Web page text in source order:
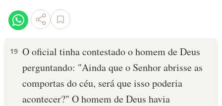
VERSÍCULOS
PALAVRA DO DIA
SALMO DO DIA
19 O oficial tinha contestado o homem de Deus
perguntando: "Ainda que o Senhor abrisse as
comportas do céu, será que isso poderia
acontecer?" O homem de Deus havia